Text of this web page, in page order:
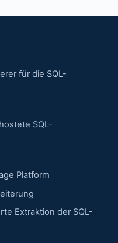
für die SQL-
SQL-
Platform
Extraktion der SQL-